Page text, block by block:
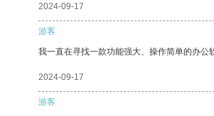
2024-09-17
游客
我一直在寻找一款功能强大、操作简单的办公
2024-09-17
游客